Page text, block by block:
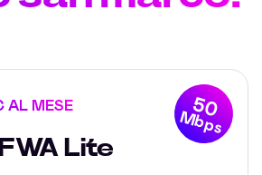
50
Mbps
AL MESE
Lite